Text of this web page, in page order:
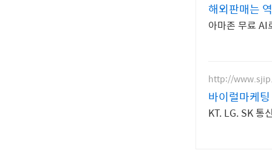
해외판매는
아마존 무료 AI
http://
바이럴마케
KT. LG. SK 통